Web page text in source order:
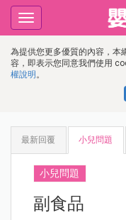
為提供您更多優質的內容，本
容，即表示您同意我們使用
權說明 。
Toggle
navigation
最新回覆 小兒問題
小兒問題
副食品